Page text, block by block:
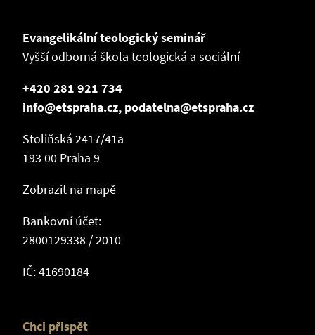
Evangelikální teologický seminář
Vyšší odborná škola teologická a sociální
+420 281 921 734
info@etspraha.cz, podatelna@etspraha.cz
Stoliňská 2417/41a
193 00 Praha 9
Zobrazit na mapě
Bankovní účet:
2800129338 / 2010
IČ: 41690184
Chci přispět